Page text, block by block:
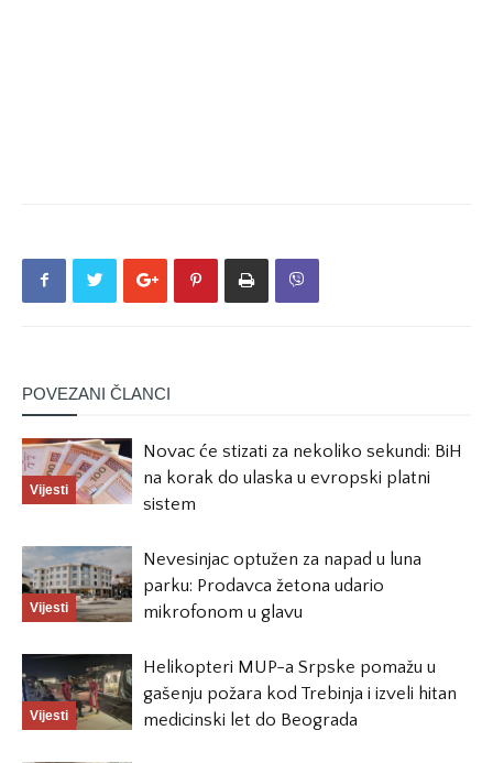
POVEZANI ČLANCI
Vijesti
Novac će stizati za nekoliko sekundi: BiH
na korak do ulaska u evropski platni
sistem
Vijesti
Nevesinjac optužen za napad u luna
parku: Prodavca žetona udario
mikrofonom u glavu
Vijesti
Helikopteri MUP-a Srpske pomažu u
gašenju požara kod Trebinja i izveli hitan
medicinski let do Beograda